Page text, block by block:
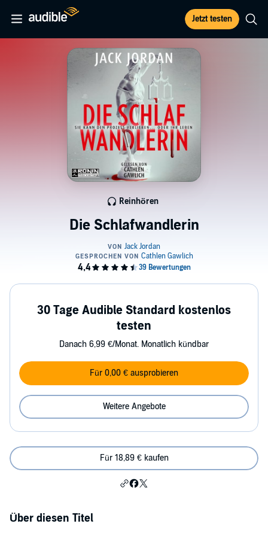
Jetzt testen
Die Schlafwandlerin
Reinhören
30 Tage Audible Standard kostenlos
testen
Danach 6,99 €/Monat. Monatlich kündbar
Für 0,00 € ausprobieren
Weitere Angebote
Für 18,89 € kaufen
Über diesen Titel